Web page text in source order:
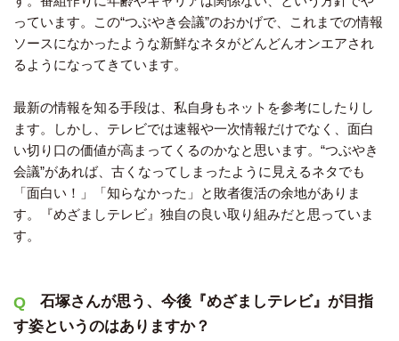
っています。この“つぶやき会議”のおかげで、これまでの情報
ソースになかったような新鮮なネタがどんどんオンエアされ
るようになってきています。
最新の情報を知る手段は、私自身もネットを参考にしたりし
ます。しかし、テレビでは速報や一次情報だけでなく、面白
い切り口の価値が高まってくるのかなと思います。“つぶやき
会議”があれば、古くなってしまったように見えるネタでも
「面白い！」「知らなかった」と敗者復活の余地がありま
す。『めざましテレビ』独自の良い取り組みだと思っていま
す。
石塚さんが思う、今後『めざましテレビ』が目指
す姿というのはありますか？